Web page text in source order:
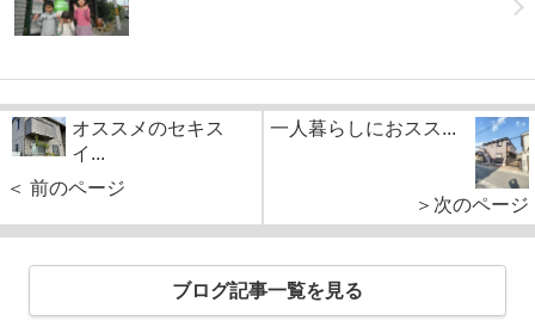
オススメのセキス
イ...
＜ 前のページ
一人暮らしにおスス...
＞次のページ
ブログ記事一覧を見る